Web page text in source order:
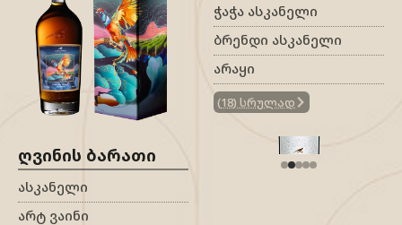
ᲭᲐᲭᲐ ᲐᲡᲙᲐᲜᲔᲚᲘ
ᲑᲠᲔᲜᲓᲘ ᲐᲡᲙᲐᲜᲔᲚᲘ
ᲐᲠᲐᲧᲘ
(18) სრულად
ᲦᲕᲘᲜᲘᲡ ᲑᲐᲠᲐᲗᲘ
ᲐᲡᲙᲐᲜᲔᲚᲘ
ᲐᲠᲢ ᲕᲐᲘᲜᲘ